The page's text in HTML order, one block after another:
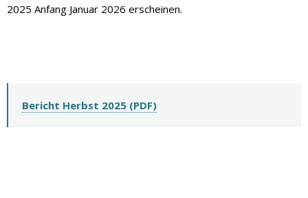
2025 Anfang Januar 2026 erscheinen.
Bericht Herbst 2025 (PDF)